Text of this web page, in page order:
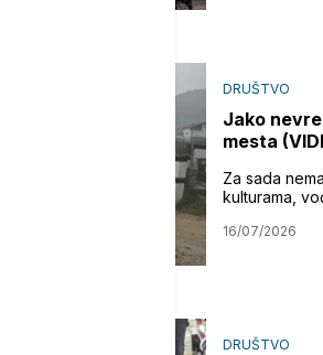
DRUŠTVO
Jako
mesta
Za sada
kulturama,
16/07/2026
DRUŠTVO